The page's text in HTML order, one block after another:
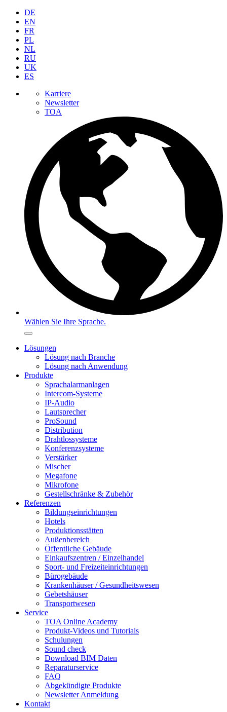
DE
EN
FR
PL
NL
RU
UK
ES
Karriere
Newsletter
TOA
Wählen Sie Ihre Sprache.
Lösungen
Lösung nach Branche
Lösung nach Anwendung
Produkte
Sprachalarmanlagen
Intercom-Systeme
IP-Audio
Lautsprecher
ProSound
Distribution
Drahtlossysteme
Konferenzsysteme
Verstärker
Mischer
Megafone
Mikrofone
Gestellschränke & Zubehör
Referenzen
Bildungseinrichtungen
Hotels
Produktionsstätten
Außenbereich
Öffentliche Gebäude
Einkaufszentren / Einzelhandel
Sport- und Freizeiteinrichtungen
Bürogebäude
Krankenhäuser / Gesundheitswesen
Gebetshäuser
Transportwesen
Service
TOA Online Academy
Produkt-Videos und Tutorials
Schulungen
Sound check
Download BIM Daten
Reparaturservice
FAQ
Abgekündigte Produkte
Newsletter Anmeldung
Kontakt